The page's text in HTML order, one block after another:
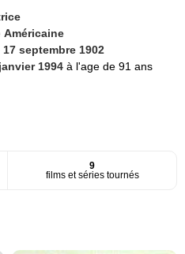
Américaine
17 septembre 1902
1994à l'age de 91 ans
9
films et séries tournés